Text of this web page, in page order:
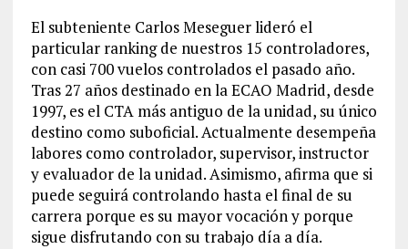
El subteniente Carlos Meseguer lideró el
particular ranking de nuestros 15 controladores,
con casi 700 vuelos controlados el pasado año.
Tras 27 años destinado en la ECAO Madrid, desde
1997, es el CTA más antiguo de la unidad, su único
destino como suboficial. Actualmente desempeña
labores como controlador, supervisor, instructor
y evaluador de la unidad. Asimismo, afirma que si
puede seguirá controlando hasta el final de su
carrera porque es su mayor vocación y porque
sigue disfrutando con su trabajo día a día.